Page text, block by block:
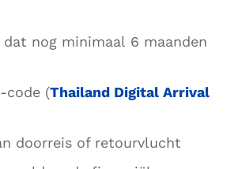
dat nog minimaal 6 maanden
code (Thailand Digital Arrival
doorreis of retourvlucht